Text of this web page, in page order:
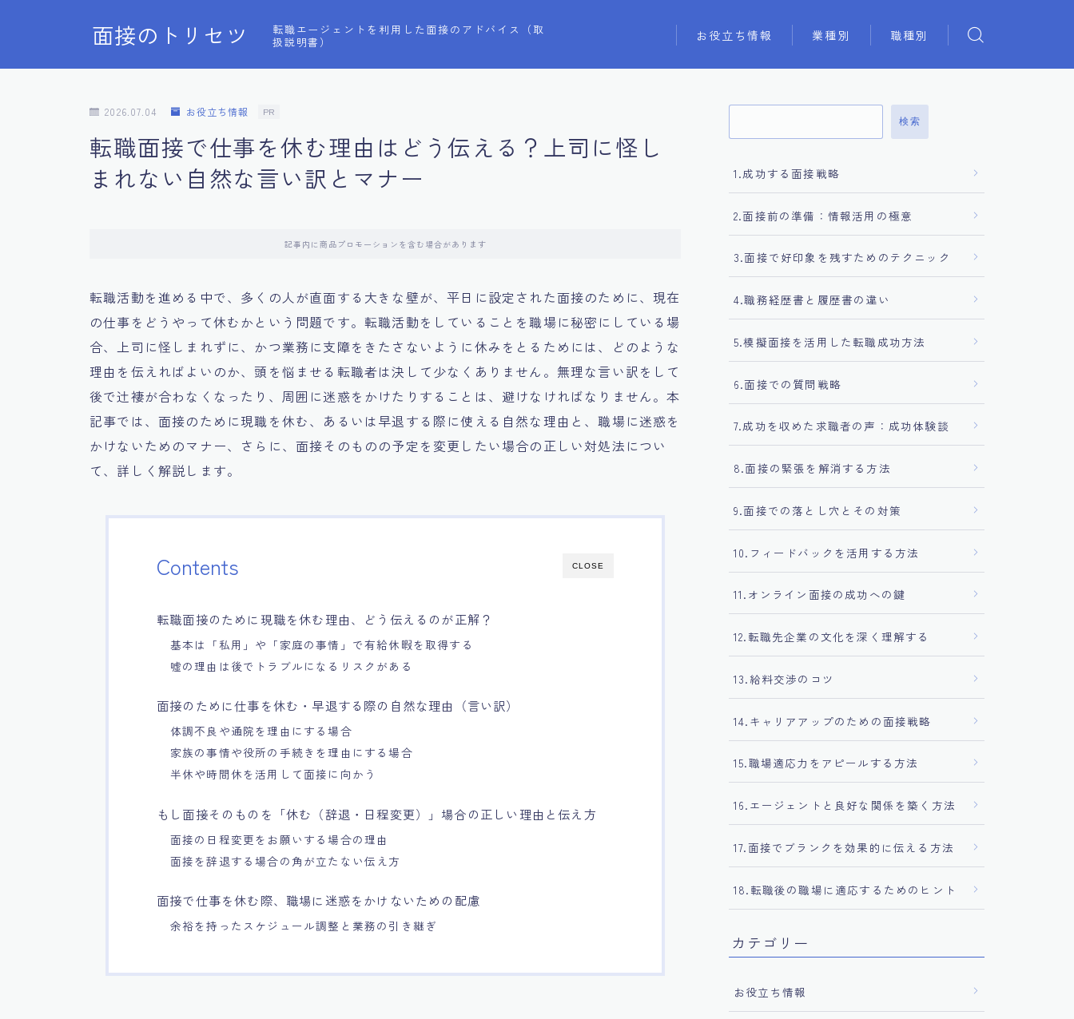
面接のトリセツ
転職エージェントを利用した面接のアドバイス（取
扱説明書）
お役立ち情報 業種別 職種別
2026.07.04 お役立ち情報 PR
転職面接で仕事を休む理由はどう伝える？上司に怪し
まれない自然な言い訳とマナー
記事内に商品プロモーションを含む場合があります
転職活動を進める中で、多くの人が直面する大きな壁が、平日に設定された面接のために、現在
の仕事をどうやって休むかという問題です。転職活動をしていることを職場に秘密にしている場
合、上司に怪しまれずに、かつ業務に支障をきたさないように休みをとるためには、どのような
理由を伝えればよいのか、頭を悩ませる転職者は決して少なくありません。無理な言い訳をして
後で辻褄が合わなくなったり、周囲に迷惑をかけたりすることは、避けなければなりません。本
記事では、面接のために現職を休む、あるいは早退する際に使える自然な理由と、職場に迷惑を
かけないためのマナー、さらに、面接そのものの予定を変更したい場合の正しい対処法につい
て、詳しく解説します。
CLOSE
Contents
転職面接のために現職を休む理由、どう伝えるのが正解？
基本は「私用」や「家庭の事情」で有給休暇を取得する
嘘の理由は後でトラブルになるリスクがある
面接のために仕事を休む・早退する際の自然な理由（言い訳）
体調不良や通院を理由にする場合
家族の事情や役所の手続きを理由にする場合
半休や時間休を活用して面接に向かう
もし面接そのものを「休む（辞退・日程変更）」場合の正しい理由と伝え方
面接の日程変更をお願いする場合の理由
面接を辞退する場合の角が立たない伝え方
面接で仕事を休む際、職場に迷惑をかけないための配慮
余裕を持ったスケジュール調整と業務の引き継ぎ
検索
1.成功する面接戦略
2.面接前の準備：情報活用の極意
3.面接で好印象を残すためのテクニック
4.職務経歴書と履歴書の違い
5.模擬面接を活用した転職成功方法
6.面接での質問戦略
7.成功を収めた求職者の声：成功体験談
8.面接の緊張を解消する方法
9.面接での落とし穴とその対策
10.フィードバックを活用する方法
11.オンライン面接の成功への鍵
12.転職先企業の文化を深く理解する
13.給料交渉のコツ
14.キャリアアップのための面接戦略
15.職場適応力をアピールする方法
16.エージェントと良好な関係を築く方法
17.面接でブランクを効果的に伝える方法
18.転職後の職場に適応するためのヒント
カテゴリー
お役立ち情報